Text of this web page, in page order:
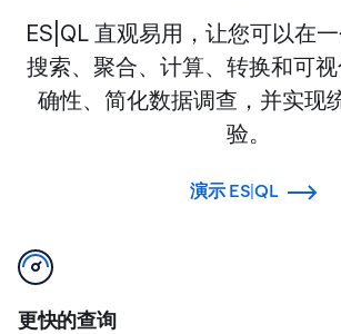
ES|QL 直观易用，让您可以在
搜索、聚合、计算、转换和可
确性、简化数据调查，并实现
验。
演示 ES|QL
更快的查询